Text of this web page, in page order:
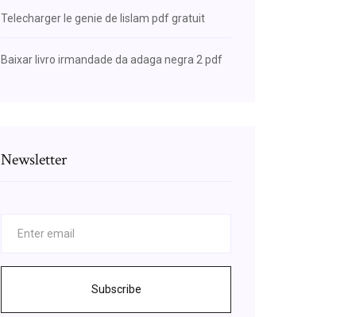
Telecharger le genie de lislam pdf gratuit
Baixar livro irmandade da adaga negra 2 pdf
Newsletter
Subscribe